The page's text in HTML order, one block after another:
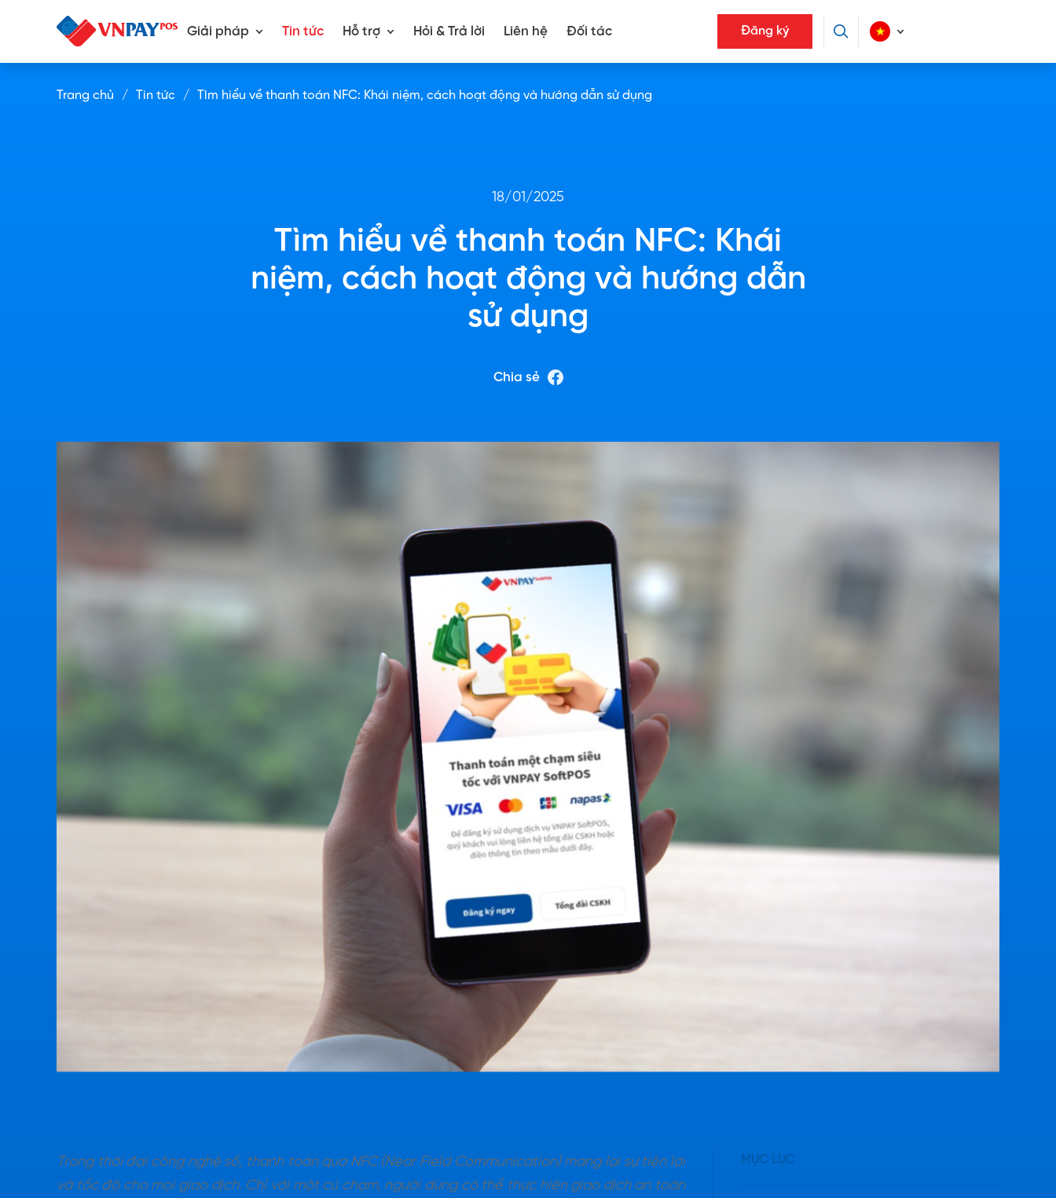
Giải pháp Tin tức Hỗ trợ Hỏi & Trả lời Liên hệ Đối tác Đăng ký
Trang chủ Tin tức Tìm hiểu về thanh toán NFC: Khái niệm, cách hoạt động và hướng dẫn sử dụng
18/01/2025
Tìm hiểu về thanh toán NFC: Khái
niệm, cách hoạt động và hướng dẫn
sử dụng
Chia sẻ
Trong thời đại công nghệ số, thanh toán qua NFC (Near Field Communication) mang lại sự tiện lợi
và tốc độ cho mọi giao dịch. Chỉ với một cú chạm, người dùng có thể thực hiện giao dịch an toàn
MỤC LỤC